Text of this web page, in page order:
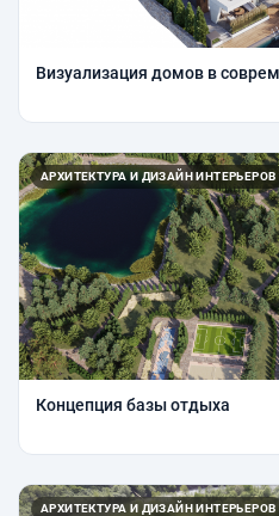
Визуализация домов в
АРХИТЕКТУРА И ДИЗАЙН ИНТЕРЬЕРОВ
Концепция базы отдыха
АРХИТЕКТУРА И ДИЗАЙН ИНТЕРЬЕРОВ